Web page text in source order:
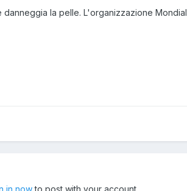
danneggia la pelle. L'organizzazione